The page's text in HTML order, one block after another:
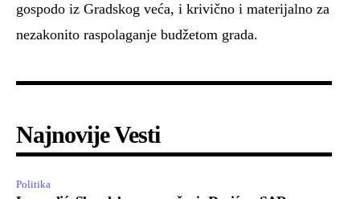
gospodo iz Gradskog veća, i krivično i materijalno za
nezakonito raspolaganje budžetom grada.
Najnovije Vesti
Politika